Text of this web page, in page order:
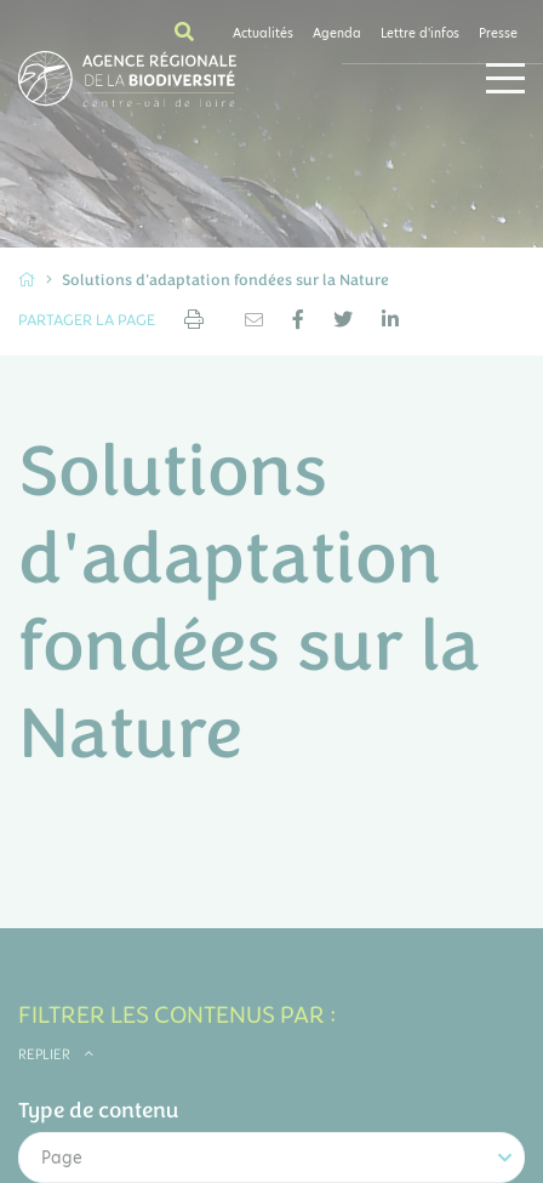
Actualités Agenda Lettre d'infos Presse
Solutions d'adaptation fondées sur la Nature
PARTAGER LA PAGE
Solutions
d'adaptation
fondées sur la
Nature
FILTRER LES CONTENUS PAR :
REPLIER
Type de contenu
Page